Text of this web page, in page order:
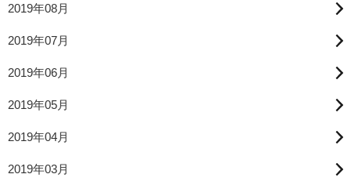
2019年08月
2019年07月
2019年06月
2019年05月
2019年04月
2019年03月